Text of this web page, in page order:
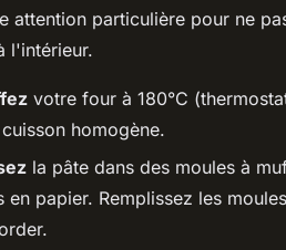
attention particulière pour ne
l'intérieur.
votre four à 180°C
homogène.
la pâte dans des moules à
en papier. Remplissez les